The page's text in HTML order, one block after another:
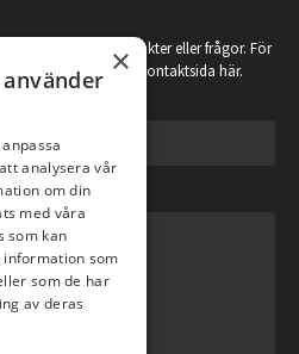
ni har några synpunkter eller frågor. För
se vår kontaktsida här.
×
analysera vår
om din
med våra
som kan
information som
som de har
av deras